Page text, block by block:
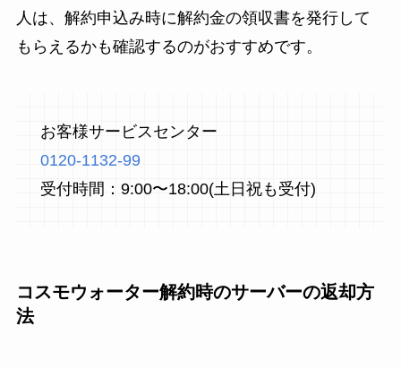
人は、解約申込み時に解約金の領収書を発行して
もらえるかも確認するのがおすすめです。
お客様サービスセンター
0120-1132-99
受付時間：9:00〜18:00(土日祝も受付)
コスモウォーター解約時のサーバーの返却方
法